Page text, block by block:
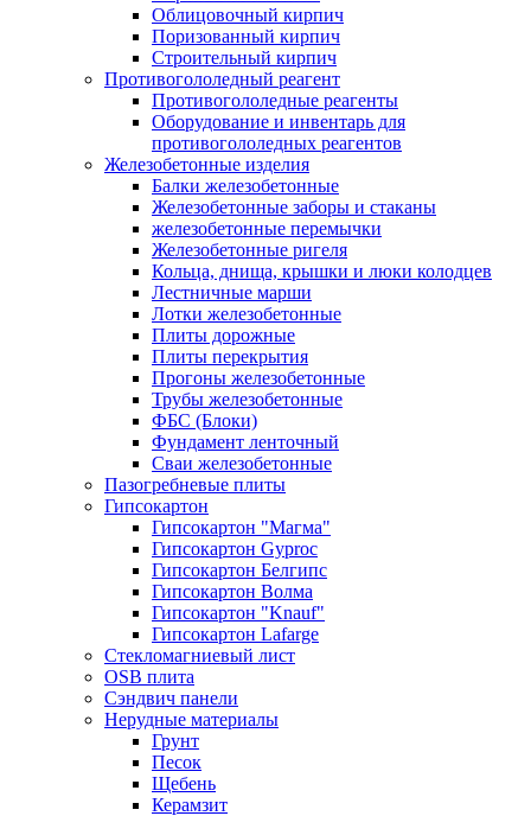
Облицовочный кирпич
Поризованный кирпич
Строительный кирпич
Противогололедный реагент
Противогололедные реагенты
Оборудование и инвентарь для
противогололедных реагентов
Железобетонные изделия
Балки железобетонные
Железобетонные заборы и стаканы
железобетонные перемычки
Железобетонные ригеля
Кольца, днища, крышки и люки колодцев
Лестничные марши
Лотки железобетонные
Плиты дорожные
Плиты перекрытия
Прогоны железобетонные
Трубы железобетонные
ФБС (Блоки)
Фундамент ленточный
Сваи железобетонные
Пазогребневые плиты
Гипсокартон
Гипсокартон "Магма"
Гипсокартон Gyproc
Гипсокартон Белгипс
Гипсокартон Волма
Гипсокартон "Knauf"
Гипсокартон Lafarge
Стекломагниевый лист
OSB плита
Сэндвич панели
Нерудные материалы
Грунт
Песок
Щебень
Керамзит